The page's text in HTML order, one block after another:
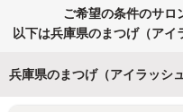
ご希望の条件のサロ
以下は兵庫県のまつげ（アイ
兵庫県のまつげ（アイラッシ